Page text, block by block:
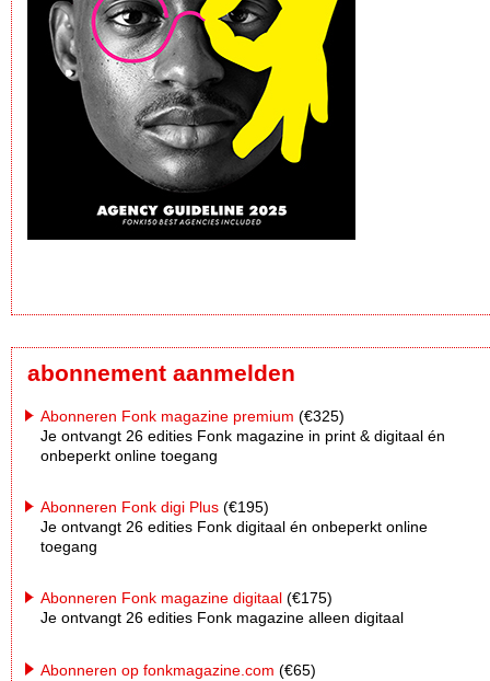
abonnement aanmelden
Abonneren Fonk magazine premium (€325)
Je ontvangt 26 edities Fonk magazine in print & digitaal én
onbeperkt online toegang
Abonneren Fonk digi Plus (€195)
Je ontvangt 26 edities Fonk digitaal én onbeperkt online
toegang
Abonneren Fonk magazine digitaal (€175)
Je ontvangt 26 edities Fonk magazine alleen digitaal
Abonneren op fonkmagazine.com (€65)